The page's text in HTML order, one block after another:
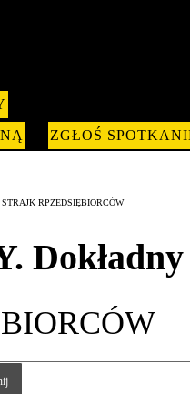
ZGŁOŚ
STRAJK RPZEDSIĘBIORCÓW